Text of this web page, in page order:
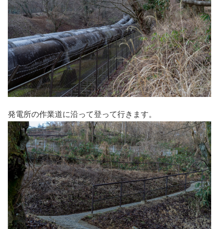
発電所の作業道に沿って登って行きます。